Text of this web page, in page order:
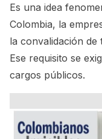
Es una idea
Colombia, la
la convalidación
Ese requisito se
cargos públicos.